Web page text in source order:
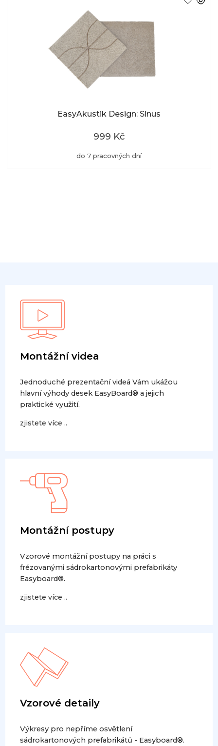
EasyAkustik Design: Sinus
do 7 pracovných dní
999 Kč
Montážní videa
Jednoduché prezentační videá Vám ukážou
hlavní výhody desek EasyBoard® a jejich
praktické využití.
zjistete více ..
Montážní postupy
Vzorové montážní postupy na práci s
frézovanými sádrokartonovými prefabrikáty
Easyboard®.
zjistete více ..
Vzorové detaily
Výkresy pro nepříme osvětlení
sádrokartonových prefabrikátů - Easyboard®.